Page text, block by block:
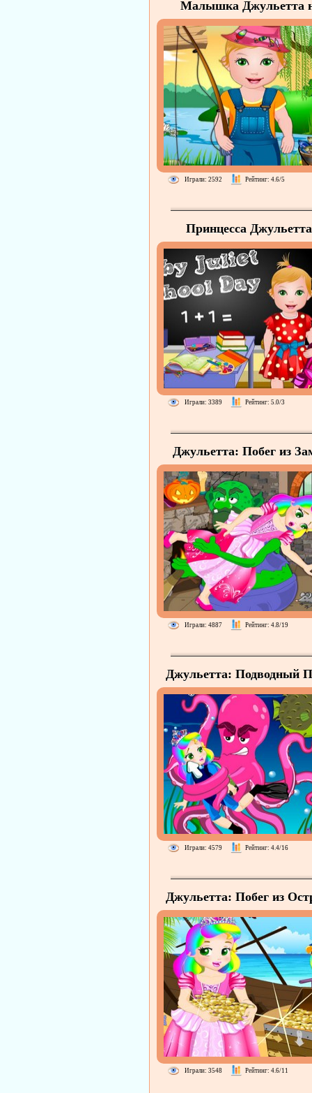
Малышка Джульетта
рыбалке
Играли: 2592 Рейтинг: 4.6/5
Принцесса
Первый день в
Играли: 3389 Рейтинг: 5.0/3
Джульетта: Побег из
Играли: 4887 Рейтинг: 4.8/19
Джульетта: Подводный
Играли: 4579 Рейтинг: 4.4/16
Джульетта: Побег из
Сокровищ
Играли: 3548 Рейтинг: 4.6/11